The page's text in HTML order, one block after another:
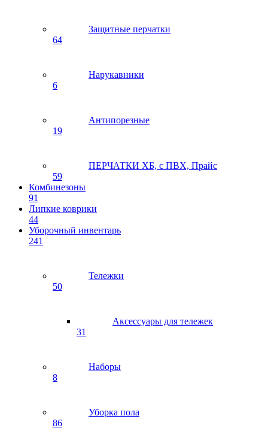
Защитные перчатки
64
Нарукавники
6
Антипорезные
19
ПЕРЧАТКИ ХБ, с ПВХ, Прайс
59
Комбинезоны
91
Липкие коврики
44
Уборочный инвентарь
241
Тележки
50
Аксессуары для тележек
31
Наборы
8
Уборка пола
86